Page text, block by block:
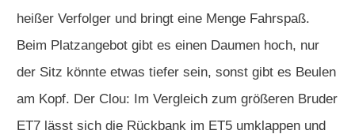
heißer Verfolger und bringt eine Menge Fahrspaß.
Beim Platzangebot gibt es einen Daumen hoch, nur
der Sitz könnte etwas tiefer sein, sonst gibt es Beulen
am Kopf. Der Clou: Im Vergleich zum größeren Bruder
ET7 lässt sich die Rückbank im ET5 umklappen und